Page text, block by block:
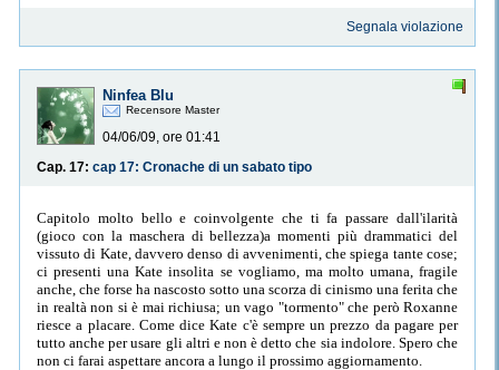
Segnala violazione
Ninfea Blu
Recensore Master
04/06/09, ore 01:41
Cap. 17: cap 17: Cronache di un sabato tipo
Capitolo molto bello e coinvolgente che ti fa passare dall'ilarità
(gioco con la maschera di bellezza)a momenti più drammatici del
vissuto di Kate, davvero denso di avvenimenti, che spiega tante cose;
ci presenti una Kate insolita se vogliamo, ma molto umana, fragile
anche, che forse ha nascosto sotto una scorza di cinismo una ferita che
in realtà non si è mai richiusa; un vago "tormento" che però Roxanne
riesce a placare. Come dice Kate c'è sempre un prezzo da pagare per
tutto anche per usare gli altri e non è detto che sia indolore. Spero che
non ci farai aspettare ancora a lungo il prossimo aggiornamento.